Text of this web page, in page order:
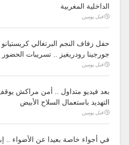
الداخلية المغربية
قبل يومين
حفل زفاف النجم البرتغالي
جورجينا رودريغيز .. تسريبات الحضور
قبل يومين
بعد فيديو متداول .. أمن مراكش
التهديد باستعمال السلاح الأبيض
قبل يومين
في أجواء خاصة بعيدا عن الأضواء ..